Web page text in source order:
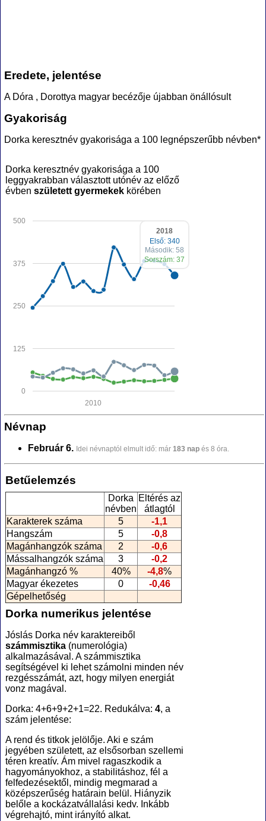
Eredete, jelentése
A Dóra , Dorottya magyar becézője újabban önállósult
Gyakoriság
Dorka keresztnév gyakorisága a 100 legnépszerűbb névben*
Dorka keresztnév gyakorisága a 100
leggyakrabban választott utónév az előző
évben született gyermekek körében
0
125
250
375
500
2010
2018
Első: 340
Második: 58
Sorszám: 37
Névnap
Február 6. Idei névnaptól elmult idő: már 183 nap és 8 óra.
Betűelemzés
Dorka
névben
Eltérés az
átlagtól
Karakterek száma
5
-1,1
Hangszám
5
-0,8
Magánhangzók száma
2
-0,6
Mássalhangzók száma
3
-0,2
Magánhangzó %
40% -4,8%
Magyar ékezetes
0
-0,46
Gépelhetőség
Dorka numerikus jelentése
Jóslás Dorka név karaktereiből
számmisztika (numerológia)
alkalmazásával. A számmisztika
segítségével ki lehet számolni minden név
rezgésszámát, azt, hogy milyen energiát
vonz magával.
Dorka: 4+6+9+2+1=22. Redukálva: 4, a
szám jelentése:
A rend és titkok jelölője. Aki e szám
jegyében született, az elsősorban szellemi
téren kreatív. Ám mivel ragaszkodik a
hagyományokhoz, a stabilitáshoz, fél a
felfedezésektől, mindig megmarad a
középszerűség határain belül. Hiányzik
belőle a kockázatvállalási kedv. Inkább
végrehajtó, mint irányító alkat.